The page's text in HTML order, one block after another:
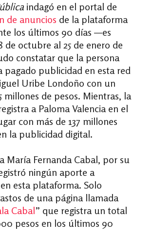
indagó en el portal de
de anuncios de la plataforma
los últimos 90 días —es
de octubre al 25 de enero de
constatar que la persona
pagado publicidad en esta red
Uribe Londoño con un
millones de pesos. Mientras, la
a Paloma Valencia en el
con más de 137 millones
la publicidad digital.
María Fernanda Cabal, por su
ningún aporte a
esta plataforma. Solo
de una página llamada
Cabal” que registra un total
pesos en los últimos 90